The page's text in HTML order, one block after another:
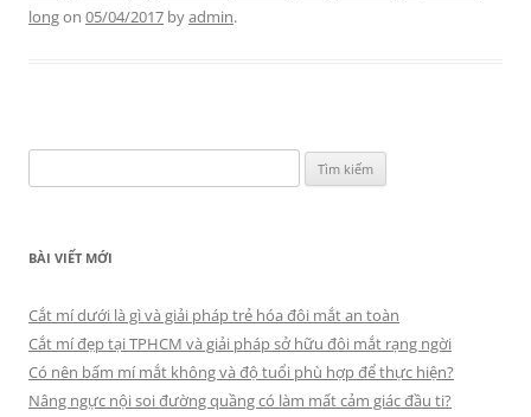
longon 05/04/2017 byadmin.
kiếm
BÀI VIẾT MỚI
Cắt mí dưới là gì và giải pháp trẻ hóa đôi mắt an toàn
Cắt mí đẹp tại TPHCM và giải pháp sở hữu đôi mắt rạng ngời
Có nên bấm mí mắt không và độ tuổi phù hợp để thực hiện?
Nâng ngực nội soi đường quầng có làm mất cảm giác đầu ti?